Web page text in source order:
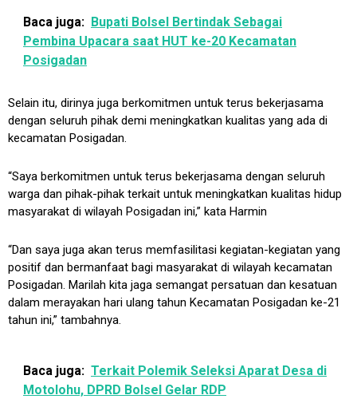
Baca juga: Bupati Bolsel Bertindak Sebagai
Pembina Upacara saat HUT ke-20 Kecamatan
Posigadan
Selain itu, dirinya juga berkomitmen untuk terus bekerjasama
dengan seluruh pihak demi meningkatkan kualitas yang ada di
kecamatan Posigadan.
“Saya berkomitmen untuk terus bekerjasama dengan seluruh
warga dan pihak-pihak terkait untuk meningkatkan kualitas hidup
masyarakat di wilayah Posigadan ini,” kata Harmin
“Dan saya juga akan terus memfasilitasi kegiatan-kegiatan yang
positif dan bermanfaat bagi masyarakat di wilayah kecamatan
Posigadan. Marilah kita jaga semangat persatuan dan kesatuan
dalam merayakan hari ulang tahun Kecamatan Posigadan ke-21
tahun ini,” tambahnya.
Baca juga: Terkait Polemik Seleksi Aparat Desa di
Motolohu, DPRD Bolsel Gelar RDP